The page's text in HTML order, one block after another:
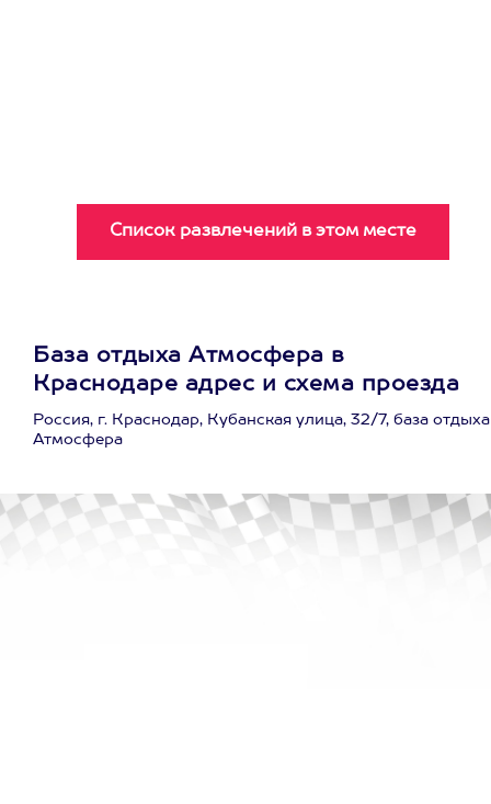
База отдыха Атмосфера в
Краснодаре адрес и схема проезда
Россия, г. Краснодар, Кубанская улица, 32/7, база отдыха
Атмосфера